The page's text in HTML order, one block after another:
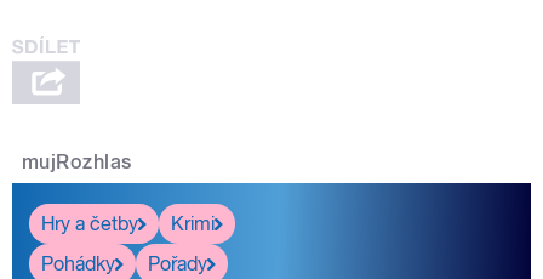
mujRozhlas
Hry a četby
Krimi
Pohádky
Pořady